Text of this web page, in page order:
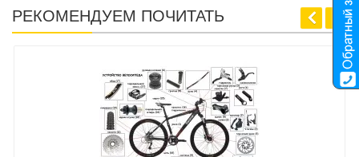
РЕКОМЕНДУЕМ ПОЧИТАТЬ